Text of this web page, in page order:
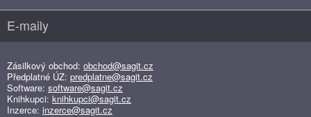
E-maily
Zásilkový obchod: obchod@sagit.cz
Předplatné ÚZ: predplatne@sagit.cz
Software: software@sagit.cz
Knihkupci: knihkupci@sagit.cz
Inzerce: inzerce@sagit.cz